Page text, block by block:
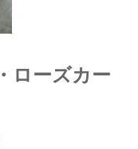
ローズカー